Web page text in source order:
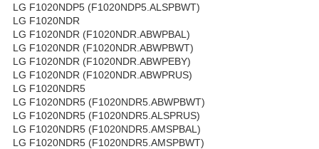
LG F1020NDP5 (F1020NDP5.ALSPBWT)
LG F1020NDR
LG F1020NDR (F1020NDR.ABWPBAL)
LG F1020NDR (F1020NDR.ABWPBWT)
LG F1020NDR (F1020NDR.ABWPEBY)
LG F1020NDR (F1020NDR.ABWPRUS)
LG F1020NDR5
LG F1020NDR5 (F1020NDR5.ABWPBWT)
LG F1020NDR5 (F1020NDR5.ALSPRUS)
LG F1020NDR5 (F1020NDR5.AMSPBAL)
LG F1020NDR5 (F1020NDR5.AMSPBWT)